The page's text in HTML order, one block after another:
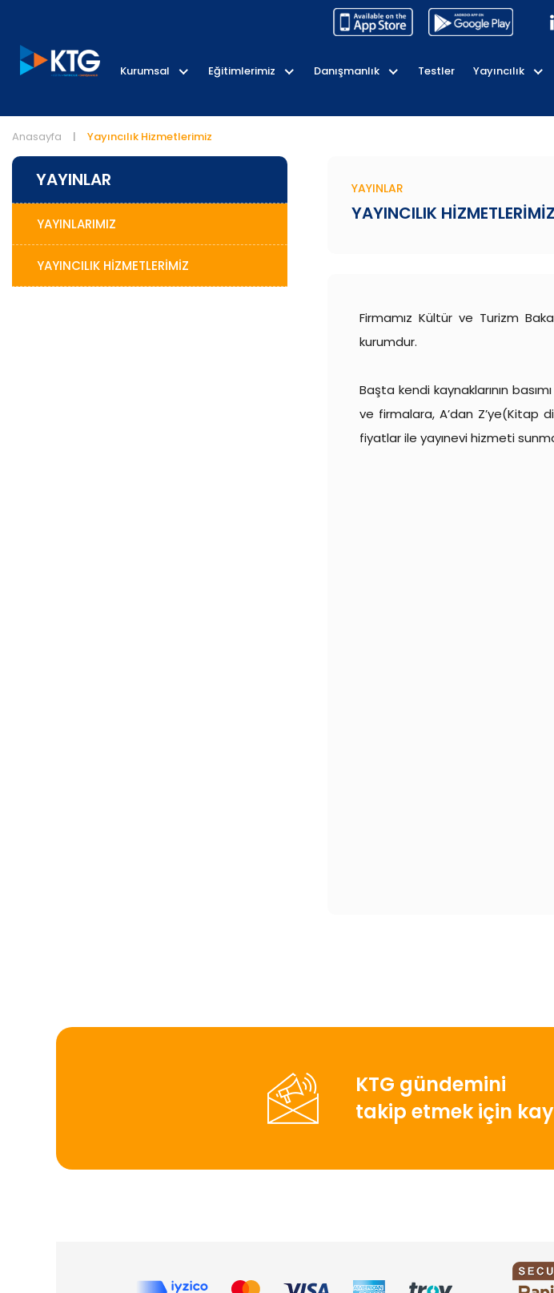
Kurumsal Eğitimlerimiz Danışmanlık Testler Yayıncılık
Anasayfa | Yayıncılık Hizmetlerimiz
YAYINLAR
YAYINLARIMIZ
YAYINCILIK HIZMETLERIMIZ
YAYINLAR
YAYINCILIK HIZMETLERIMIZ
Firmamız Kültür ve Turizm
kurumdur.
Başta kendi kaynaklarının
ve firmalara, A’dan Z’ye(Kitap
fiyatlar ile yayınevi hizmeti
KTG gündemini
takip etmek için